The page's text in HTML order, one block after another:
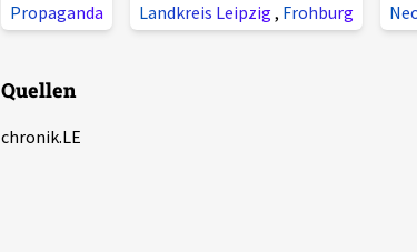
Propaganda Landkreis Leipzig , Frohburg
Quellen
chronik.LE